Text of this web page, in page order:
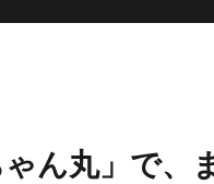
ん丸」で、